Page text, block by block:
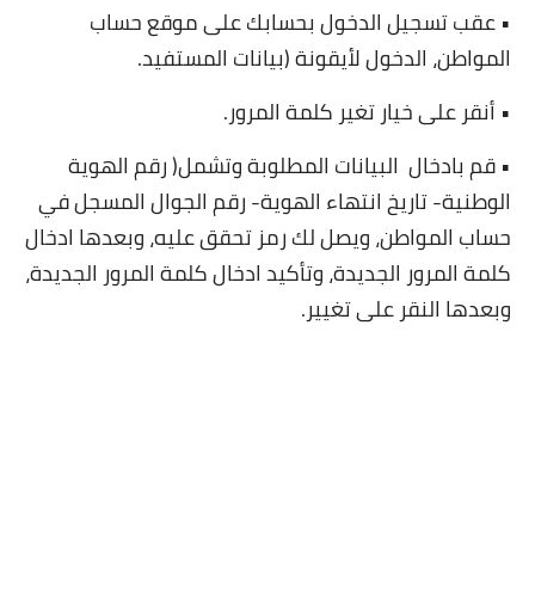
• عقب تسجيل الدخول بحسابك على موقع حساب
المواطن، الدخول لأيقونة (بيانات المستفيد.
• أنقر على خيار تغير كلمة المرور.
• قم بادخال البيانات المطلوبة وتشمل( رقم الهوية
الوطنية- تاريخ انتهاء الهوية- رقم الجوال المسجل في
حساب المواطن، ويصل لك رمز تحقق عليه، وبعدها ادخال
كلمة المرور الجديدة، وتأكيد ادخال كلمة المرور الجديدة،
وبعدها النقر على تغيير.